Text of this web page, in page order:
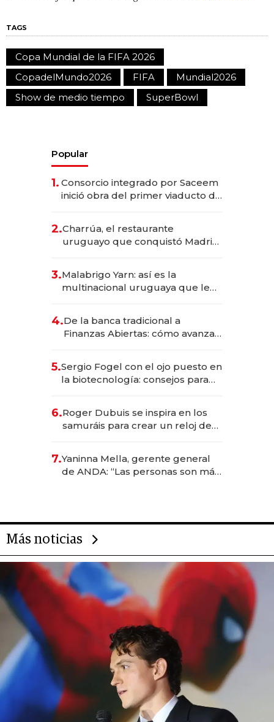
TAGS
Copa Mundial de la FIFA 2026
CopadelMundo2026
FIFA
Mundial2026
Show de medio tiempo
SuperBowl
Popular
1. Consorcio integrado por Saceem
inició obra del primer viaducto de
millones
2.Charrúa, el restaurante
uruguayo que conquistó Madrid:
anticipación y prepara apertura
3.Malabrigo Yarn: así es la
multinacional uruguaya que le
4.De la banca tradicional a
Finanzas Abiertas: cómo avanza
5.Sergio Fogel con el ojo puesto en
la biotecnología: consejos para
6.Roger Dubuis se inspira en los
samuráis para crear un reloj de
7.Yaninna Mella, gerente general
de ANDA: “Las personas son más
Más noticias